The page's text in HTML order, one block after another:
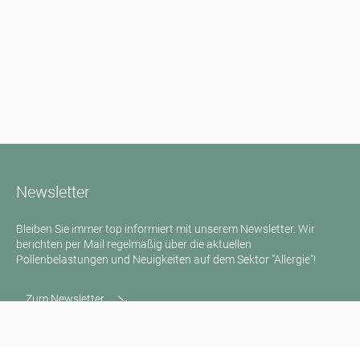
Newsletter
Bleiben Sie immer top informiert mit unserem Newsletter. Wir
berichten per Mail regelmäßig über die aktuellen
Pollenbelastungen und Neuigkeiten auf dem Sektor "Allergie"!
Zum Newsletter